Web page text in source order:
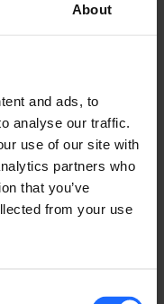
About
and ads, to
analyse our traffic.
use of our site with
partners who
that you’ve
from your use